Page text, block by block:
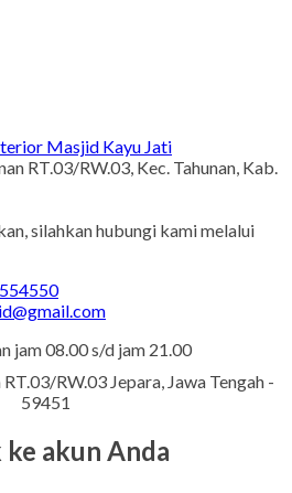
Masjid Kayu Jati
RT.03/RW.03, Kec. Tahunan, Kab.
silahkan hubungi kami melalui
jam 08.00 s/d jam 21.00
RT.03/RW.03 Jepara, Jawa Tengah -
59451
ke akun Anda